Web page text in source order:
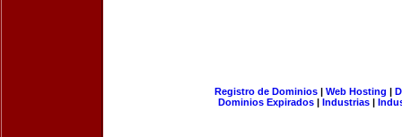
Registro de Dominios| Web Hosting |
Dominios Expirados | Industrias |